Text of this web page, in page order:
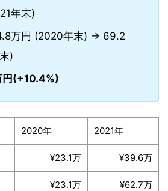
年末)
万円 (2020年末) → 69.2
)
(+10.4%)
2020年 2021年
¥23.1万 ¥39.6万
¥23.1万 ¥62.7万